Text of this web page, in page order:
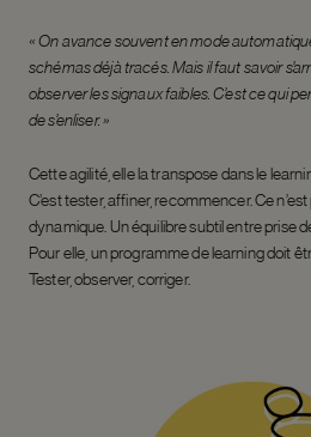
« On avance souvent en mode
schémas déjà tracés. Mais il faut savoir
observer les signaux faibles. C’est ce qui
de s’enliser. »
Cette agilité, elle la transpose dans le
C’est tester, affiner, recommencer. Ce
dynamique. Un équilibre subtil entre prise
Pour elle, un programme de learning doit
Tester, observer, corriger.